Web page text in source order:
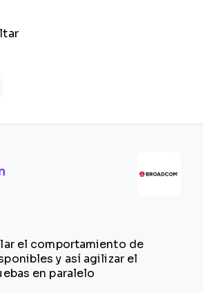
el comportamiento de
y así agilizar el
en paralelo